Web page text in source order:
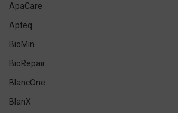
ApaCare
Apteq
BioMin
BioRepair
BlancOne
BlanX